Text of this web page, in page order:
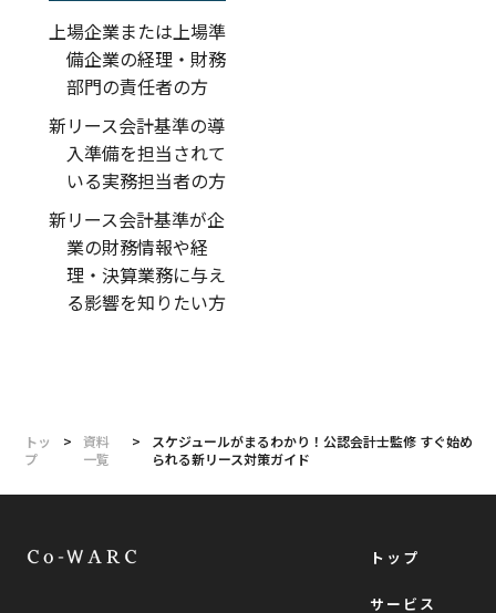
上場企業または上場準
備企業の経理・財務
部門の責任者の方
新リース会計基準の導
入準備を担当されて
いる実務担当者の方
新リース会計基準が企
業の財務情報や経
理・決算業務に与え
る影響を知りたい方
トッ
プ
>
資料
一覧
>
スケジュールがまるわかり！公認会計士監修 すぐ始め
られる新リース対策ガイド
トップ
サービス